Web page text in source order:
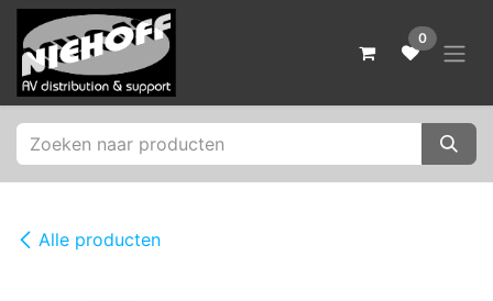
Overslaan naar inhoud
0
Alle producten